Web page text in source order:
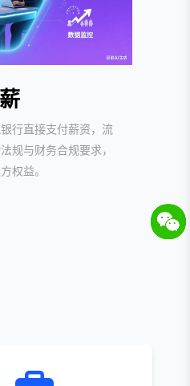
行直接支付薪资，流
规与财务合规要求，
权益。